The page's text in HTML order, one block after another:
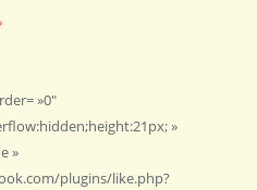
»0″
»
»
plugins/like.php?